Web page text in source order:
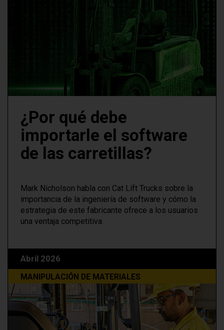
¿Por qué debe
importarle el software
de las carretillas?
Mark Nicholson habla con Cat Lift Trucks sobre la
importancia de la ingeniería de software y cómo la
estrategia de este fabricante ofrece a los usuarios
una ventaja competitiva.
Abril 2026
MANIPULACIÓN DE MATERIALES